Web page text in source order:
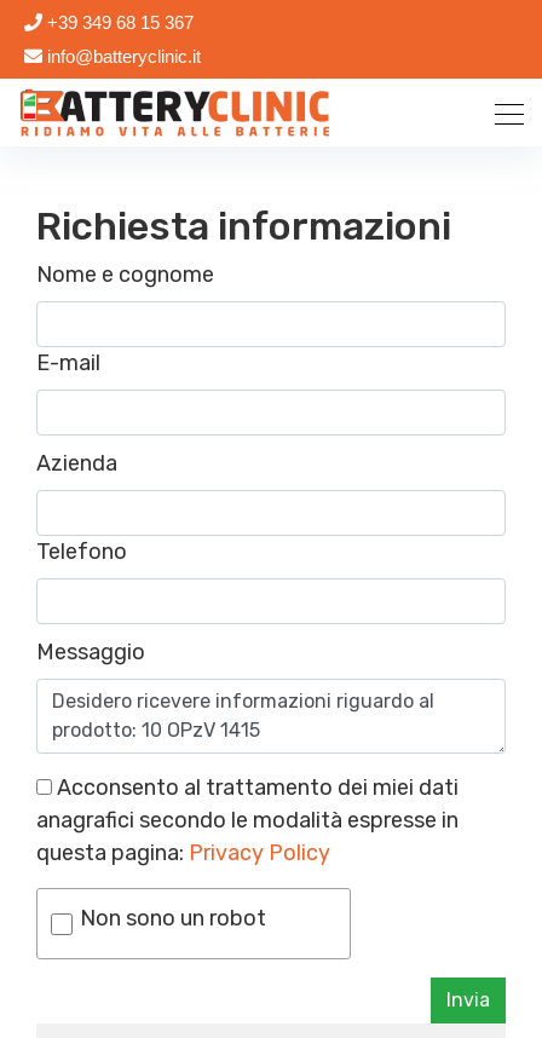
+39 349 68 15 367
info@batteryclinic.it
Richiesta informazioni
Nome e cognome
E-mail
Azienda
Telefono
Messaggio
Acconsento al trattamento dei miei dati
anagrafici secondo le modalità espresse in
questa pagina: Privacy Policy
Non sono un robot
Invia